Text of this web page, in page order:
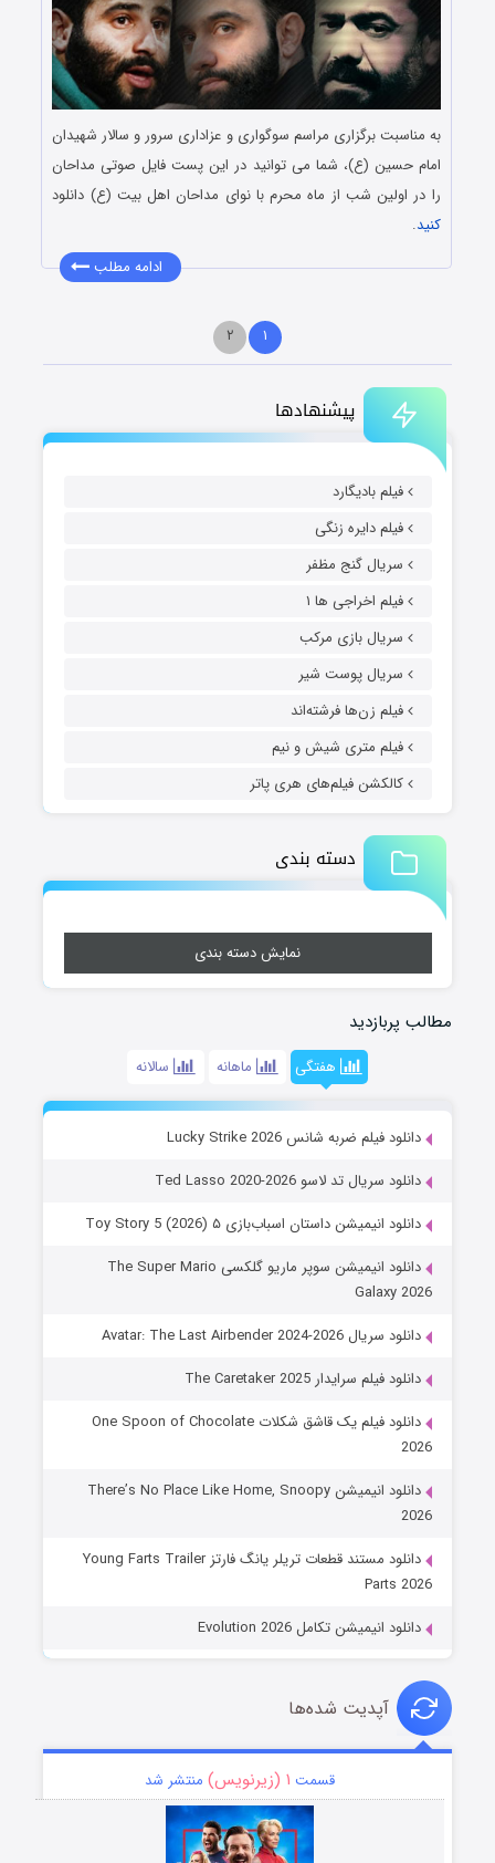
پیشنهادها
فیلم بادیگارد
فیلم دایره زنگی
سریال گنج مظفر
فیلم اخراجی ها ۱
سریال بازی مرکب
سریال پوست شیر
فیلم زن‌ها فرشته‌اند
فیلم متری شیش و نیم
کالکشن فیلم‌های هری پاتر
دسته بندی
نمایش دسته بندی
مطالب پربازدید
هفتگی ماهانه سالانه
دانلود فیلم ضربه شانس Lucky Strike 2026
دانلود سریال تد لاسو Ted Lasso 2020-2026
دانلود انیمیشن داستان اسباب‌بازی ۵ Toy Story 5 (2026)
دانلود انیمیشن سوپر ماریو گلکسی The Super Mario
Galaxy 2026
دانلود سریال Avatar: The Last Airbender 2024-2026
دانلود فیلم سرایدار The Caretaker 2025
دانلود فیلم یک قاشق شکلات One Spoon of Chocolate
2026
دانلود انیمیشن There’s No Place Like Home, Snoopy
2026
دانلود مستند قطعات تریلر یانگ فارتز Young Farts Trailer
Parts 2026
دانلود انیمیشن تکامل Evolution 2026
به مناسبت برگزاری مراسم سوگواری و عزاداری سرور و سالار شهیدان
امام حسین (ع)، شما می توانید در این پست فایل صوتی مداحان
را در اولین شب از ماه محرم با نوای مداحان اهل بیت (ع) دانلود
کنید.
ادامه مطلب
۱ ۲
آپدیت شده‌ها
قسمت ۱ (زیرنویس) منتشر شد